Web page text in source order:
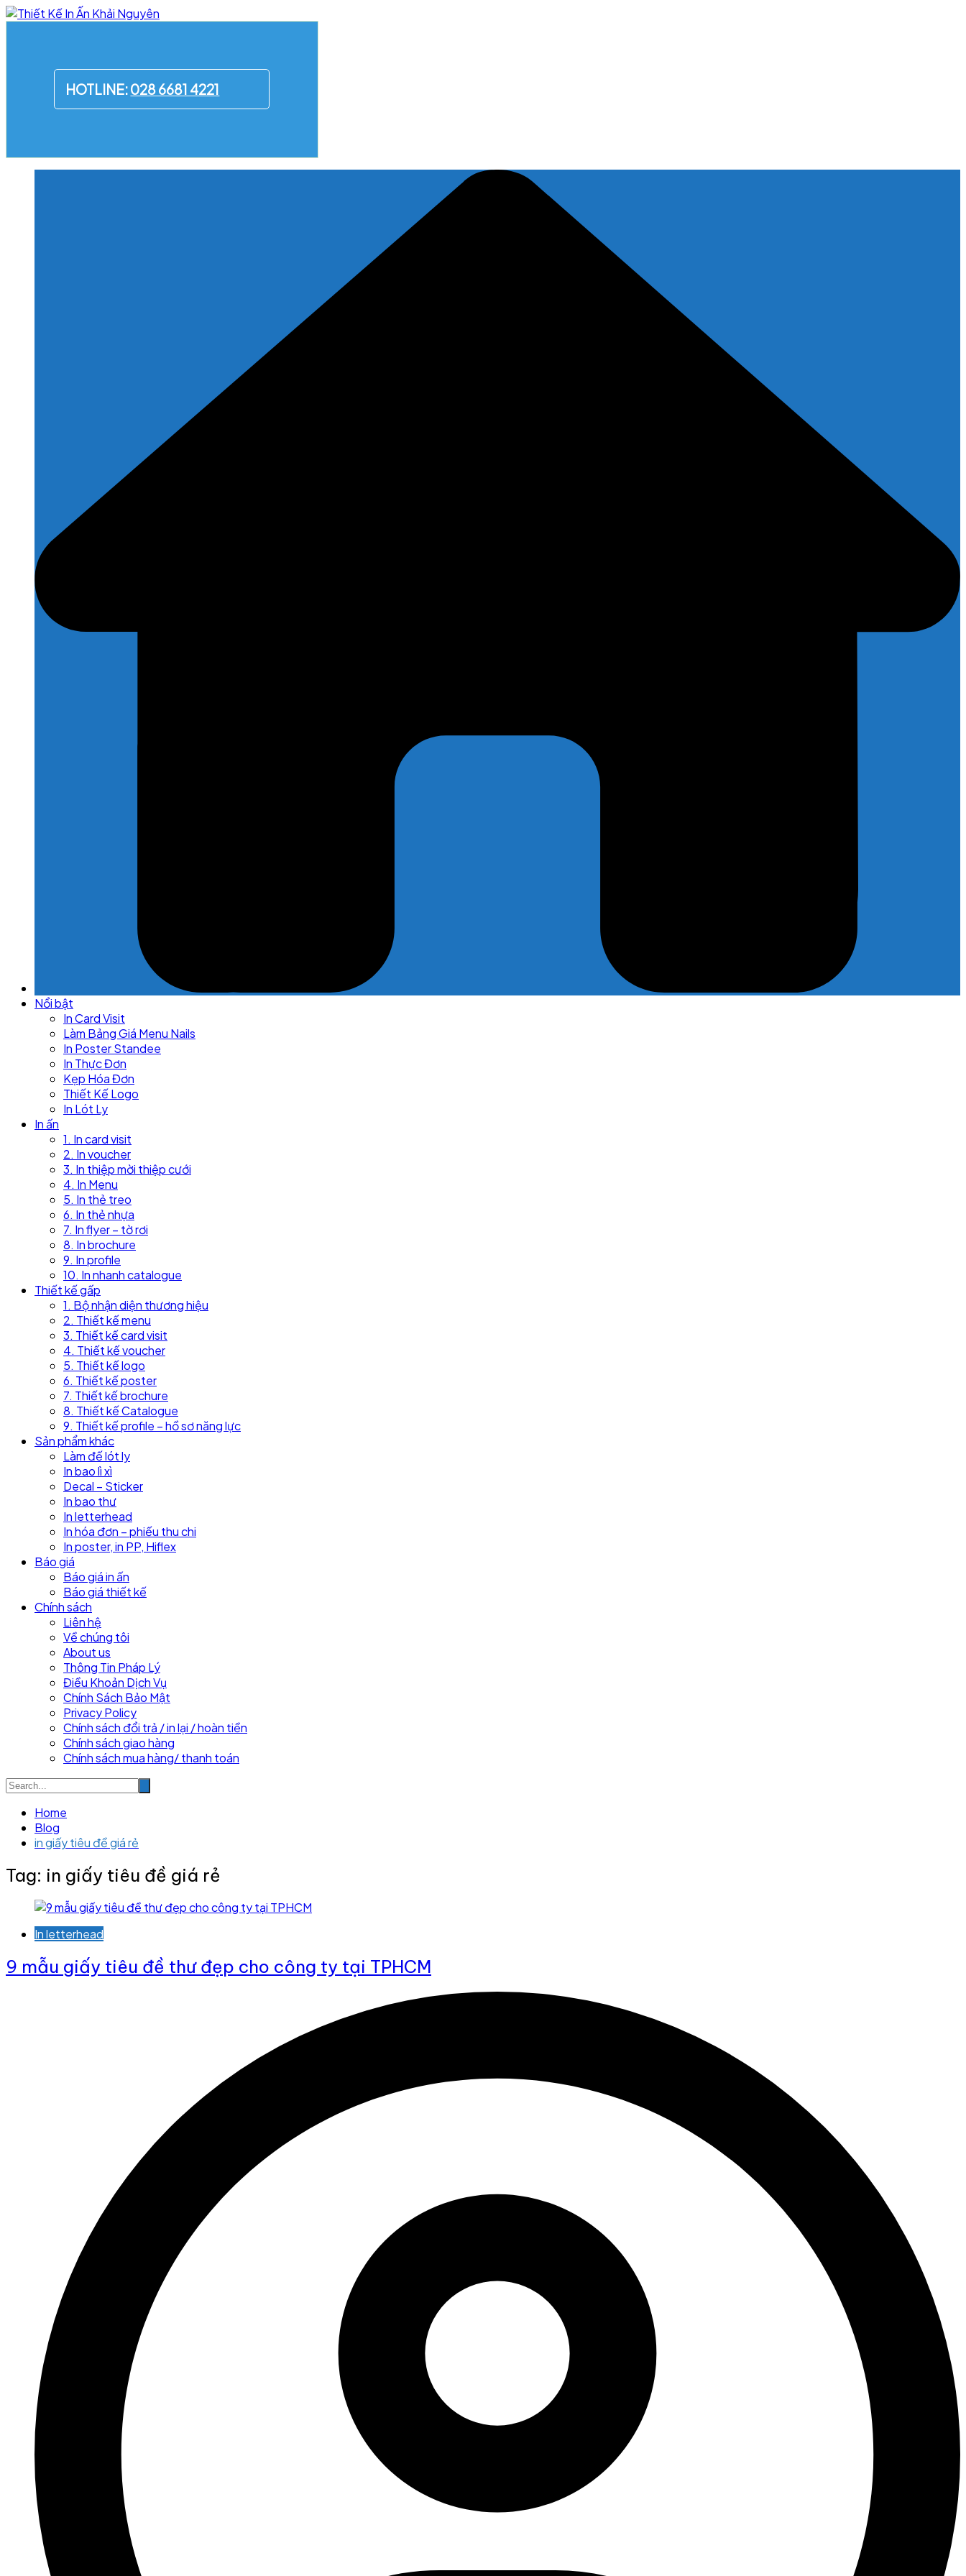
Skip
HOTLINE:028 6681 4221
Nổi bật
In Card Visit
Làm Bảng Giá Menu Nails
In Poster Standee
In Thực Đơn
Kẹp Hóa Đơn
Thiết Kế Logo
In Lót Ly
In ấn
1. In card visit
2. In voucher
3. In thiệp mời thiệp cưới
4. In Menu
5. In thẻ treo
6. In thẻ nhựa
7. In flyer – tờ rơi
8. In brochure
9. In profile
10. In nhanh catalogue
Thiết kế gấp
1. Bộ nhận diện thương hiệu
2. Thiết kế menu
3. Thiết kế card visit
4. Thiết kế voucher
5. Thiết kế logo
6. Thiết kế poster
7. Thiết kế brochure
8. Thiết kế Catalogue
9. Thiết kế profile – hồ sơ năng lực
Sản phẩm khác
Làm đế lót ly
In bao lì xì
Decal – Sticker
In bao thư
In letterhead
In hóa đơn – phiếu thu chi
In poster, in PP, Hiflex
Báo giá
Báo giá in ấn
Báo giá thiết kế
Chính sách
Liên hệ
Về chúng tôi
About us
Thông Tin Pháp Lý
Điều Khoản Dịch Vụ
Chính Sách Bảo Mật
Privacy Policy
Chính sách đổi trả / in lại / hoàn tiền
Chính sách giao hàng
Chính sách mua hàng/ thanh toán
Home
Blog
in giấy tiêu đề giá rẻ
Tag: in giấy tiêu đề giá rẻ
In letterhead
9 mẫu giấy tiêu đề thư đẹp cho công ty tại TPHCM